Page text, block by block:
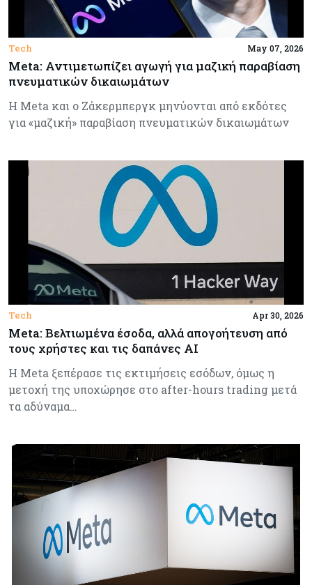
Tech May 07, 2026
Meta: Αντιμετωπίζει αγωγή για μαζική παραβίαση
πνευματικών δικαιωμάτων
Η Meta και ο Ζάκερμπεργκ μηνύονται από εκδότες
για «μαζική» παραβίαση πνευματικών δικαιωμάτων
Tech Apr 30, 2026
Meta: Βελτιωμένα έσοδα, αλλά απογοήτευση από
τους χρήστες και τις δαπάνες AI
Η Meta ξεπέρασε τις εκτιμήσεις εσόδων, όμως η
μετοχή της υποχώρησε στο after-hours trading μετά
τα αδύναμα…